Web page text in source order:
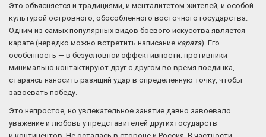
Это объясняется и традициями, и менталитетом жителей, и особой
культурой островного, обособленного восточного государства.
Одним из самых популярных видов боевого искусства является
карате (нередко можно встретить написание каратэ). Его
особенность — в безусловной эффективности: противники
минимально контактируют друг с другом во время поединка,
стараясь наносить разящий удар в определенную точку, чтобы
завоевать победу.
Это непростое, но увлекательное занятие давно завоевало
уважение и любовь у представителей других государств